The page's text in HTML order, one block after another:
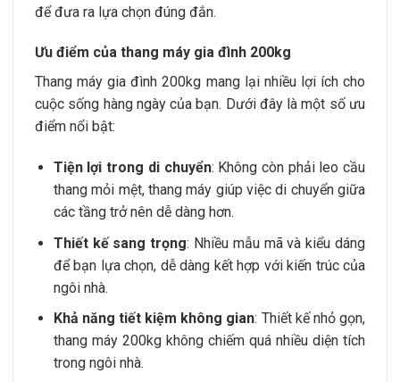
để đưa ra lựa chọn đúng đắn.
Ưu điểm của thang máy gia đình 200kg
Thang máy gia đình 200kg mang lại nhiều lợi ích cho
cuộc sống hàng ngày của bạn. Dưới đây là một số ưu
điểm nổi bật:
Tiện lợi trong di chuyển: Không còn phải leo cầu
thang mỏi mệt, thang máy giúp việc di chuyển giữa
các tầng trở nên dễ dàng hơn.
Thiết kế sang trọng: Nhiều mẫu mã và kiểu dáng
để bạn lựa chọn, dễ dàng kết hợp với kiến trúc của
ngôi nhà.
Khả năng tiết kiệm không gian: Thiết kế nhỏ gọn,
thang máy 200kg không chiếm quá nhiều diện tích
trong ngôi nhà.